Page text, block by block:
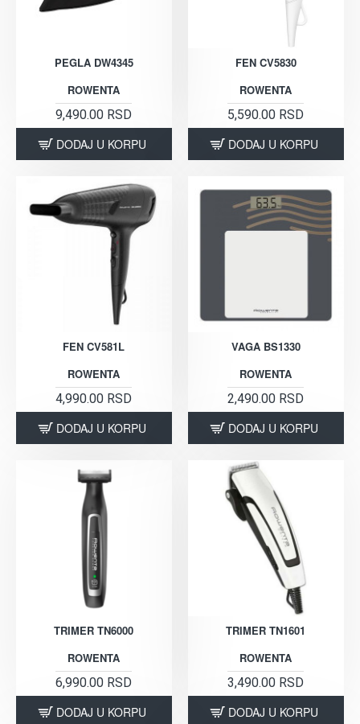
PEGLA DW4345
ROWENTA
9,490.00 RSD
DODAJ U KORPU
FEN CV5830
ROWENTA
5,590.00 RSD
DODAJ U KORPU
FEN CV581L
ROWENTA
4,990.00 RSD
DODAJ U KORPU
VAGA BS1330
ROWENTA
2,490.00 RSD
DODAJ U KORPU
TRIMER TN6000
ROWENTA
6,990.00 RSD
DODAJ U KORPU
TRIMER TN1601
ROWENTA
3,490.00 RSD
DODAJ U KORPU